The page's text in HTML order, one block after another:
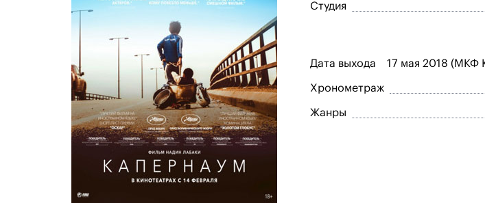
Студия
Дата выхода 17 мая 2018 (МКФ
Хронометраж
Жанры